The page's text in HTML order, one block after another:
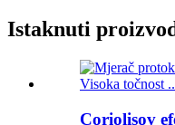
Istaknuti
Coriolisov